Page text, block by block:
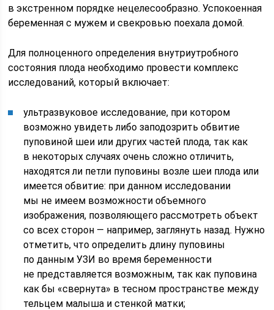
в экстренном порядке нецелесообразно. Успокоенная
беременная с мужем и свекровью поехала домой.
Для полноценного определения внутриутробного
состояния плода необходимо провести комплекс
исследований, который включает:
ультразвуковое исследование, при котором
возможно увидеть либо заподозрить обвитие
пуповиной шеи или других частей плода, так как
в некоторых случаях очень сложно отличить,
находятся ли петли пуповины возле шеи плода или
имеется обвитие: при данном исследовании
мы не имеем возможности объемного
изображения, позволяющего рассмотреть объект
со всех сторон — например, заглянуть назад. Нужно
отметить, что определить длину пуповины
по данным УЗИ во время беременности
не представляется возможным, так как пуповина
как бы «свернута» в тесном пространстве между
тельцем малыша и стенкой матки;